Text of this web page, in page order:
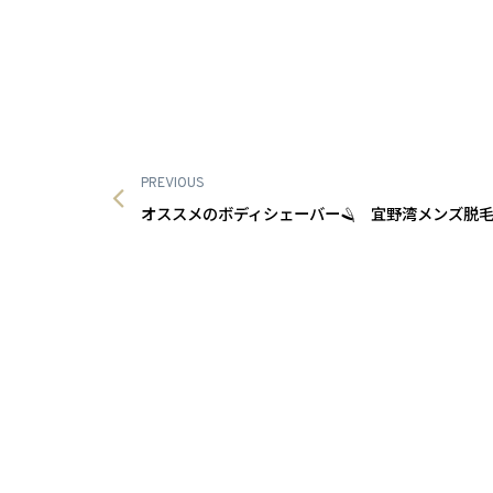
PREVIOUS
オススメのボディシェーバー🪒 宜野湾メンズ脱毛